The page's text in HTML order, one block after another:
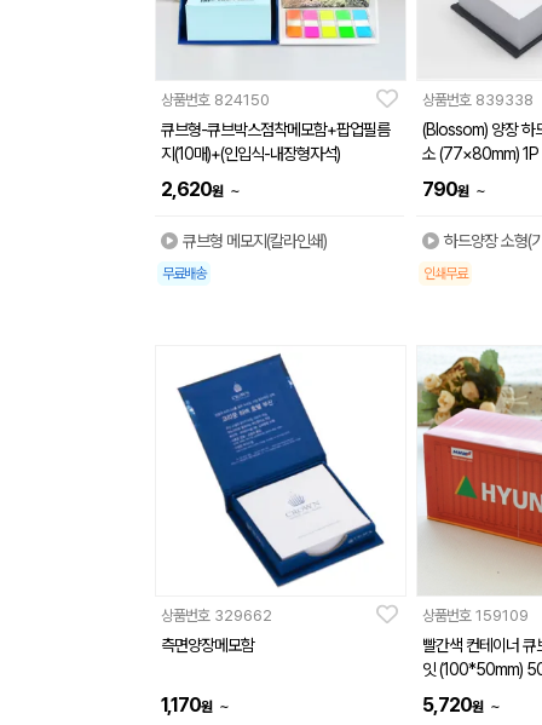
상품번호 824150
큐브형-큐브박스점착메모함+팝업필름
지(10매)+(인입식-내장형자석)
2,620원 ~
큐브형 메모지(칼라인쇄)
무료배송
상품번호 839338
(Blossom) 양장 하
소 (77×80mm) 1P
790원 ~
하드양장 소형(
인쇄무료
상품번호 329662
측면양장메모함
1,170원 ~
상품번호 159109
빨간색 컨테이너
잇 (100*50mm)
5,720원 ~